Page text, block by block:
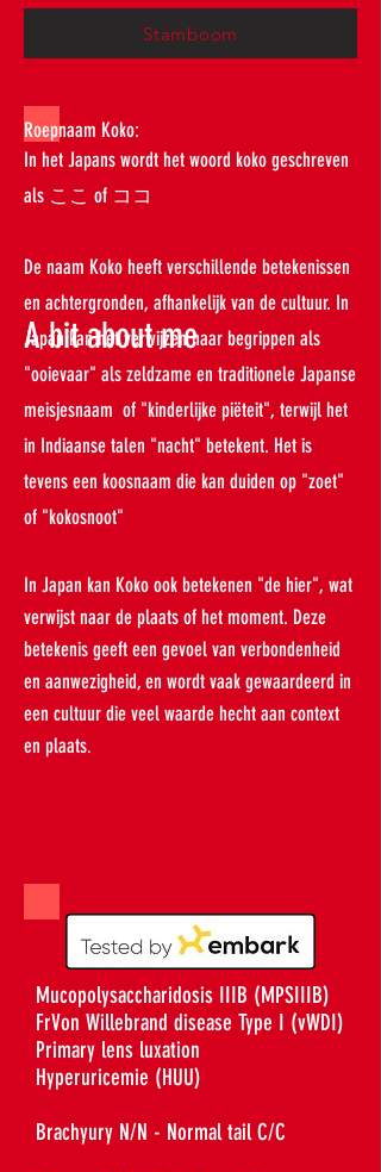
Stamboom
Roepnaam Koko:
In het Japans wordt het woord koko geschreven
als ここ of ココ
De naam Koko heeft verschillende betekenissen
en achtergronden, afhankelijk van de cultuur. In
Japan kan het verwijzen naar begrippen als
"ooievaar" als zeldzame en traditionele Japanse
meisjesnaam of "kinderlijke piëteit", terwijl het
in Indiaanse talen "nacht" betekent. Het is
tevens een koosnaam die kan duiden op "zoet"
of "kokosnoot"
In Japan kan Koko ook betekenen "de hier", wat
verwijst naar de plaats of het moment. Deze
betekenis geeft een gevoel van verbondenheid
en aanwezigheid, en wordt vaak gewaardeerd in
een cultuur die veel waarde hecht aan context
en plaats.
A bit about me
Mucopolysaccharidosis IIIB (MPSIIIB)
FrVon Willebrand disease Type I (vWDI)
Primary lens luxation
Hyperuricemie (HUU)
Brachyury N/N - Normal tail C/C